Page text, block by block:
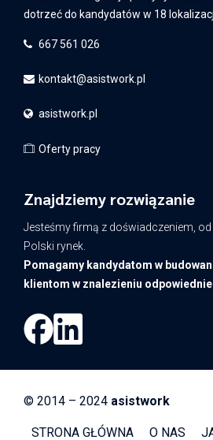
dotrzeć do kandydatów w 18
667 561 026
kontakt@asistwork.pl
asistwork.pl
Oferty pracy
Znajdziemy rozwiązanie
Jesteśmy firmą z doświadczeniem,
Polski rynek.
Pomagamy kandydatom w
klientom w znalezieniu
© 2014 – 2024 asistwork
STRONA GŁÓWNA O NAS